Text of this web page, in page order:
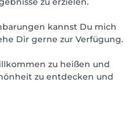
kannst Du mich
Dir gerne zur Verfügung.
zu heißen und
zu entdecken und